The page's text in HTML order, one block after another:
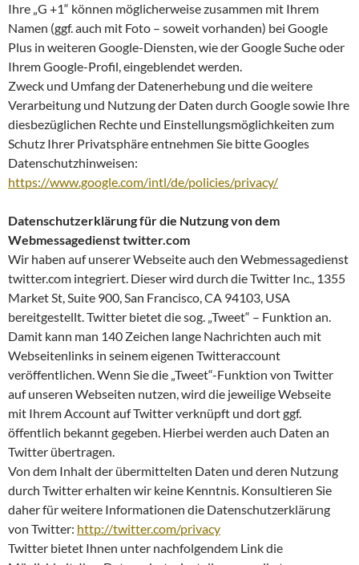
Ihre „G +1“ können möglicherweise zusammen mit Ihrem
Namen (ggf. auch mit Foto – soweit vorhanden) bei Google
Plus in weiteren Google-Diensten, wie der Google Suche oder
Ihrem Google-Profil, eingeblendet werden.
Zweck und Umfang der Datenerhebung und die weitere
Verarbeitung und Nutzung der Daten durch Google sowie Ihre
diesbezüglichen Rechte und Einstellungsmöglichkeiten zum
Schutz Ihrer Privatsphäre entnehmen Sie bitte Googles
Datenschutzhinweisen:
https://www.google.com/intl/de/policies/privacy/
Datenschutzerklärung für die Nutzung von dem
Webmessagedienst twitter.com
Wir haben auf unserer Webseite auch den Webmessagedienst
twitter.com integriert. Dieser wird durch die Twitter Inc., 1355
Market St, Suite 900, San Francisco, CA 94103, USA
bereitgestellt. Twitter bietet die sog. „Tweet“ – Funktion an.
Damit kann man 140 Zeichen lange Nachrichten auch mit
Webseitenlinks in seinem eigenen Twitteraccount
veröffentlichen. Wenn Sie die „Tweet“-Funktion von Twitter
auf unseren Webseiten nutzen, wird die jeweilige Webseite
mit Ihrem Account auf Twitter verknüpft und dort ggf.
öffentlich bekannt gegeben. Hierbei werden auch Daten an
Twitter übertragen.
Von dem Inhalt der übermittelten Daten und deren Nutzung
durch Twitter erhalten wir keine Kenntnis. Konsultieren Sie
daher für weitere Informationen die Datenschutzerklärung
von Twitter: http://twitter.com/privacy
Twitter bietet Ihnen unter nachfolgendem Link die